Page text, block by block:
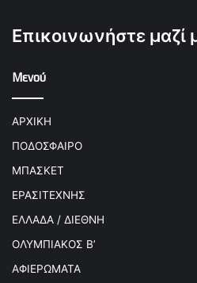
Επικοινωνήστε μαζί
Μενού
ΑΡΧΙΚΗ
ΠΟΔΟΣΦΑΙΡΟ
ΜΠΑΣΚΕΤ
ΕΡΑΣΙΤΕΧΝΗΣ
ΕΛΛΑΔΑ / ΔΙΕΘΝΗ
ΟΛΥΜΠΙΑΚΟΣ Β’
ΑΦΙΕΡΩΜΑΤΑ